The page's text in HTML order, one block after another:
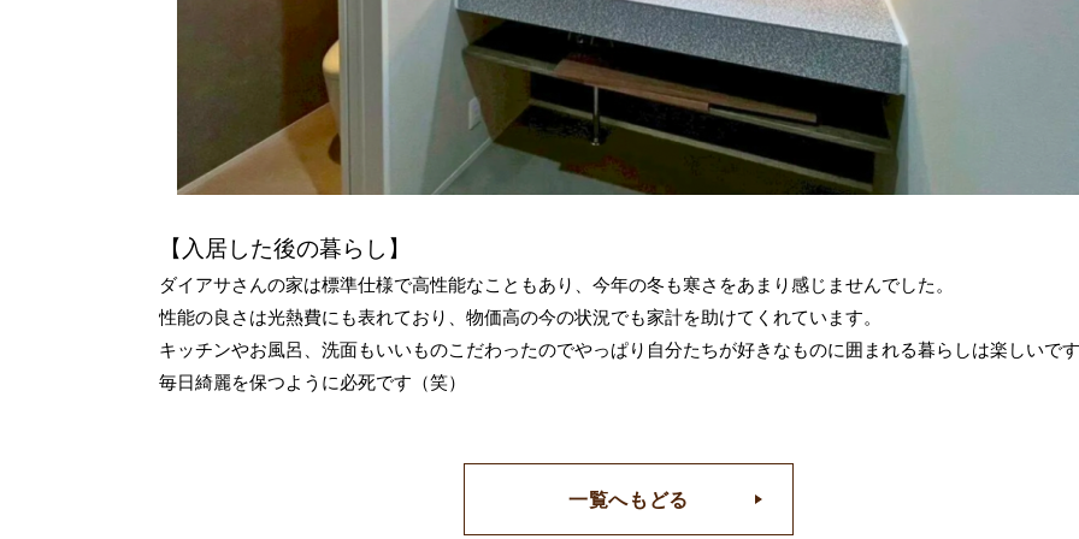
【入居した後の暮らし】
ダイアサさんの家は標準仕様で高性能なこともあり、今年の冬も寒さをあまり感じませんでした。
性能の良さは光熱費にも表れており、物価高の今の状況でも家計を助けてくれています。
キッチンやお風呂、洗面もいいものこだわったのでやっぱり自分たちが好きなものに囲まれる暮らしは楽しいで
毎日綺麗を保つように必死です（笑）
一覧へもどる